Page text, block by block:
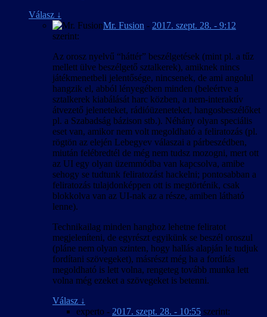
Válasz ↓
Mr. Fusion - 2017. szept. 28. - 9:12
szerint:
Az orosz nyelvű “háttér” beszélgetések (mint pl. a tűz
mellett ülve beszélgető sztalkerek), amiknek nincs
játékmenetbeli jelentősége, nincsenek, de ami angolul
hangzik el, abból lényegében minden (beleértve a
sztalkerek kiabálását harc közben, a nem-interaktív
átvezető jeleneteket, rádióüzeneteket, hangosbeszélőket
pl. a Szabadság bázison stb.). Néhány olyan speciális
eset van, amikor nem volt megoldható a feliratozás (pl.
rögtön az elején Lebegyev válaszai a párbeszédben,
miután felébredtél de még nem tudsz mozogni, mert ott
az UI egy olyan üzemmódba van kapcsolva, amibe
sehogy se tudtunk feliratozást hackelni; pontosabban a
feliratozás tulajdonképpen ott is megtörténik, csak
blokkolva van az UI-nak az a része, amiben látható
lenne).
Technikailag minden hanghoz lehetne feliratot
megjeleníteni, de egyrészt egyikünk se beszél oroszul
(pláne nem olyan szinten, hogy hallás alapján le tudjuk
fordítani szövegeket), másrészt még ha a fordítás
megoldható is lett volna, rengeteg tovább munka lett
volna még ezeket a szövegeket is betenni.
Válasz ↓
experto - 2017. szept. 28. - 10:55 szerint: